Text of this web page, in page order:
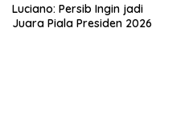
Luciano: Persib Ingin jadi
Juara Piala Presiden 2026